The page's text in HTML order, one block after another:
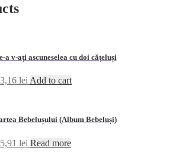
a v-ați ascuneselea cu doi cățeluși
leiAdd to cart
Bebelușului (Album Bebeluși)
lei Read more